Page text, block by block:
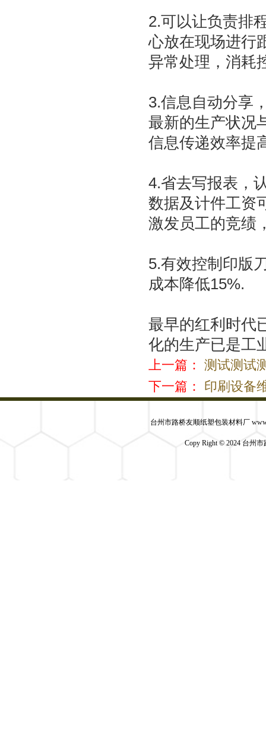
2.可以让负责排
心放在现场进行
异常处理，消耗
3.信息自动分享
最新的生产状况
信息传递效率提
4.省去写报表，
数据及计件工资
激发员工的竞绩
5.有效控制印版
成本降低15%.
最早的红利时代
化的生产已是工
上一篇： 测试测试
下一篇：
印刷设备
台州市路桥友顺纸塑包装材料厂
Copy Right © 2024 台州